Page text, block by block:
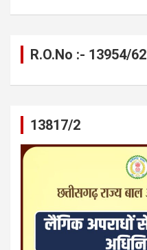
R.O.No :- 13954/62
13817/2